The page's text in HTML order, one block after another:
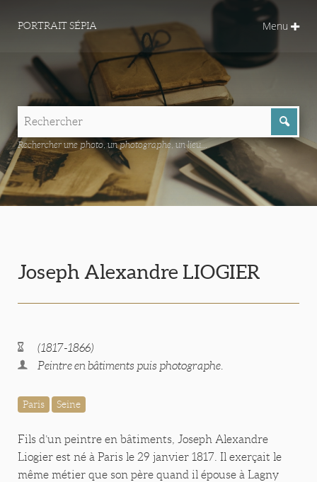
PORTRAIT SÉPIA Menu
Rechercher une photo, un photographe, un lieu...
Joseph Alexandre LIOGIER
(1817-1866)
Peintre en bâtiments puis photographe.
Paris Seine
Fils d’un peintre en bâtiments, Joseph Alexandre
Liogier est né à Paris le 29 janvier 1817. Il exerçait le
même métier que son père quand il épouse à Lagny